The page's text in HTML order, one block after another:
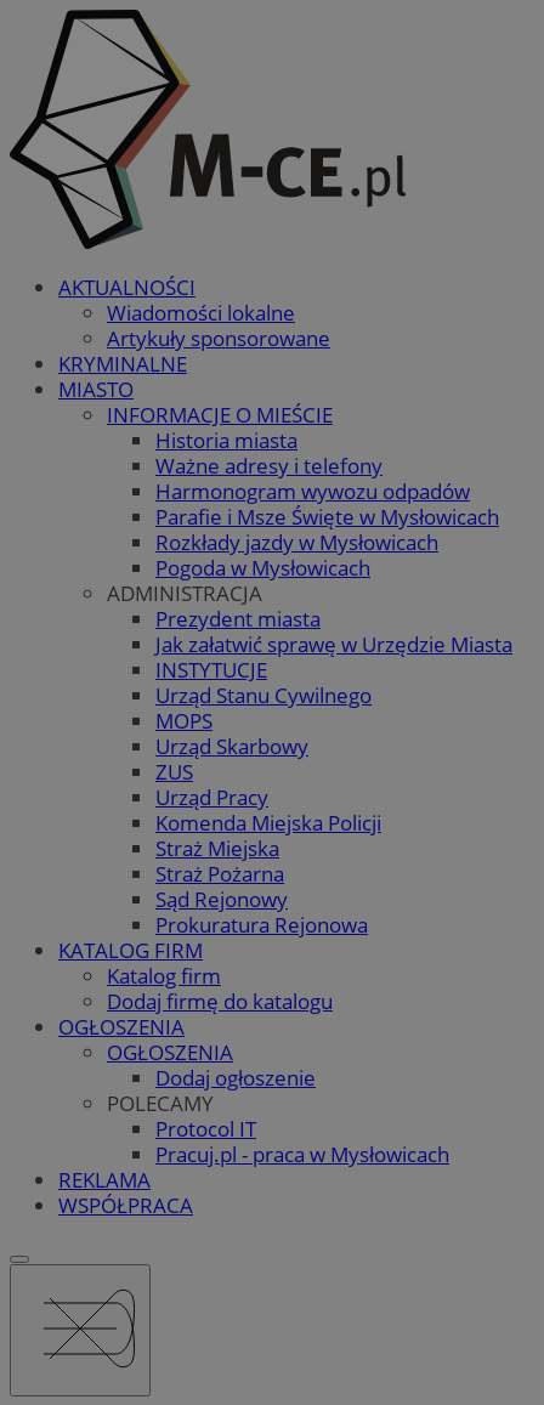
AKTUALNOŚCI
Wiadomości lokalne
Artykuły sponsorowane
KRYMINALNE
MIASTO
INFORMACJE O MIEŚCIE
Historia miasta
Ważne adresy i telefony
Harmonogram wywozu odpadów
Parafie i Msze Święte w Mysłowicach
Rozkłady jazdy w Mysłowicach
Pogoda w Mysłowicach
ADMINISTRACJA
Prezydent miasta
Jak załatwić sprawę w Urzędzie Miasta
INSTYTUCJE
Urząd Stanu Cywilnego
MOPS
Urząd Skarbowy
ZUS
Urząd Pracy
Komenda Miejska Policji
Straż Miejska
Straż Pożarna
Sąd Rejonowy
Prokuratura Rejonowa
KATALOG FIRM
Katalog firm
Dodaj firmę do katalogu
OGŁOSZENIA
OGŁOSZENIA
Dodaj ogłoszenie
POLECAMY
Protocol IT
Pracuj.pl - praca w Mysłowicach
REKLAMA
WSPÓŁPRACA